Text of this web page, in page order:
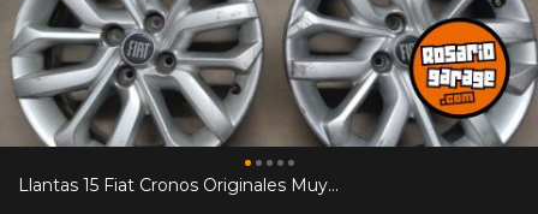
Llantas 15 Fiat Cronos Originales Muy...